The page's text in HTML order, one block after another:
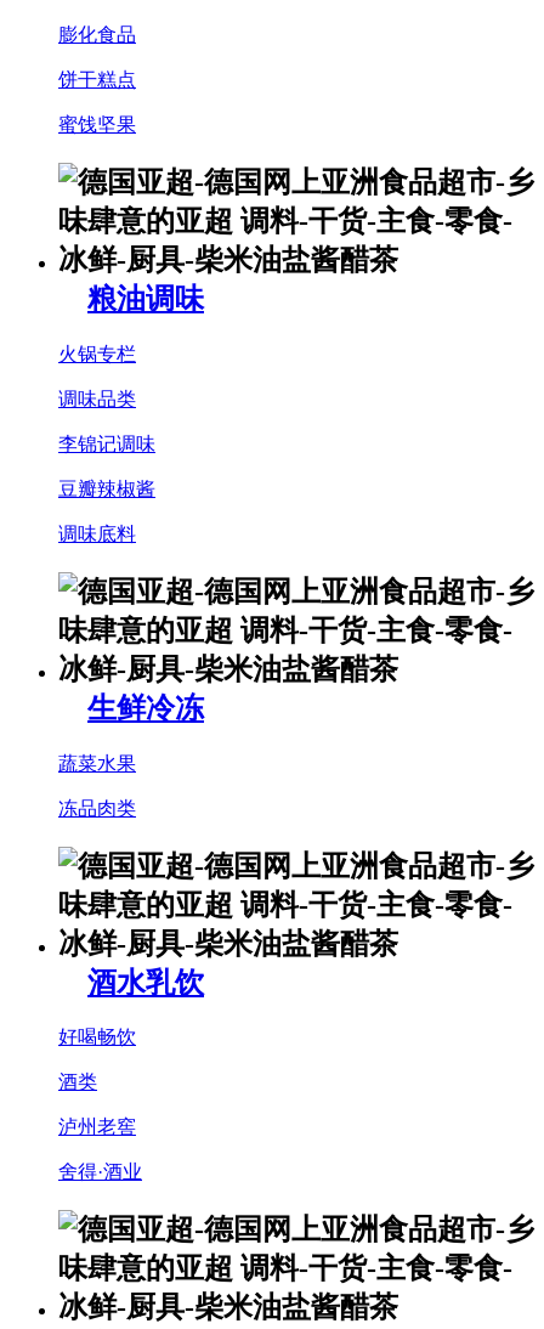
膨化食品
饼干糕点
蜜饯坚果
粮油调味
火锅专栏
调味品类
李锦记调味
豆瓣辣椒酱
调味底料
生鲜冷冻
蔬菜水果
冻品肉类
酒水乳饮
好喝畅饮
酒类
泸州老窖
舍得·酒业